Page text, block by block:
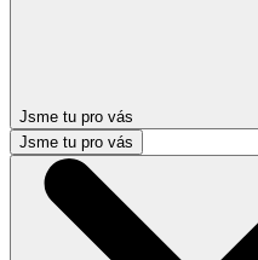
Jsme tu pro vás
Jsme tu pro vás